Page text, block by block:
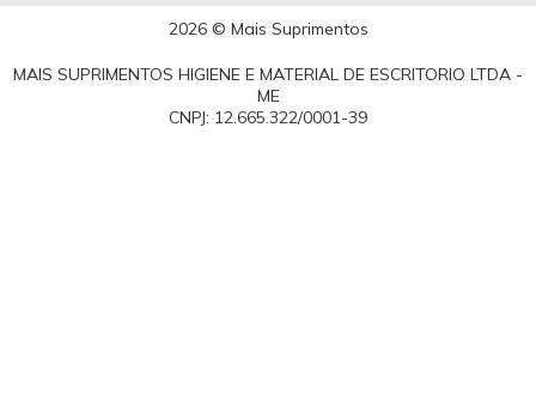
2026 © Mais Suprimentos
MAIS SUPRIMENTOS HIGIENE E MATERIAL DE ESCRITORIO LTDA -
ME
CNPJ: 12.665.322/0001-39